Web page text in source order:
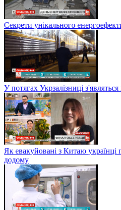
Секрети унікального
У потягах Укрзалізниці з'являться
Як евакуйовані з Китаю українці
додому